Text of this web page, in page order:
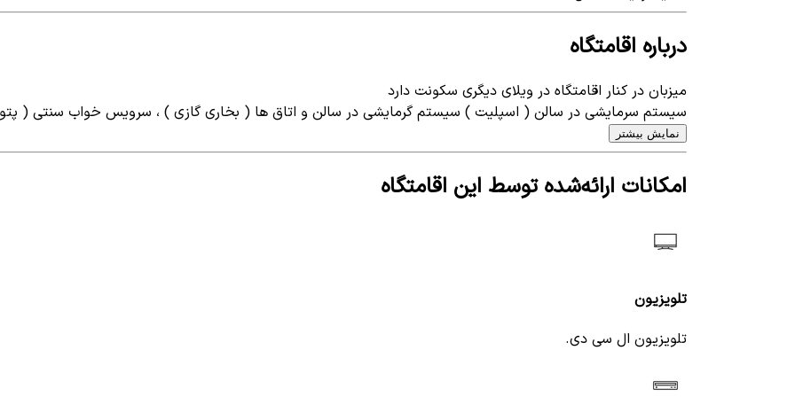
درباره اقامتگاه
میزبان در کنار اقامتگاه در ویلای دیگری سکونت دارد
سیستم سرمایشی در سالن ( اسپلیت ) سیستم گرمایشی در سالن و اتاق ها ( بخاری گازی ) ، سرویس خواب سنتی (
نمایش بیشتر
امکانات ارائه‌شده توسط این اقامتگاه
تلویزیون
تلویزیون ال سی دی.